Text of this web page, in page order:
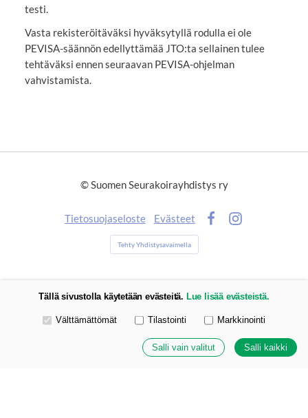
testi.
Vasta rekisteröitäväksi hyväksytyllä rodulla ei ole
PEVISA-säännön edellyttämää JTO:ta sellainen tulee
tehtäväksi ennen seuraavan PEVISA-ohjelman
vahvistamista.
©Suomen Seurakoirayhdistys ry
Tietosuojaseloste
Evästeet
Tehty Yhdistysavaimella
Tällä sivustolla käytetään evästeitä. Lue lisää evästeistä.
Valitse käytettävät evästeet
Välttämättömät Tilastointi Markkinointi
Salli vain valitut Salli kaikki